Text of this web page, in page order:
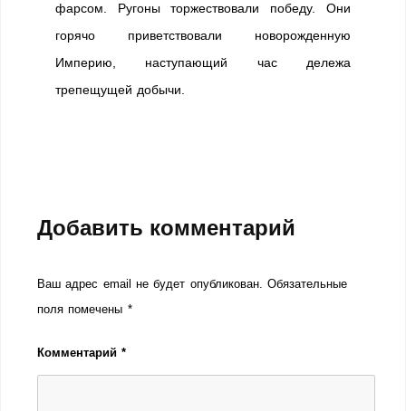
фарсом. Ругоны торжествовали победу. Они
горячо приветствовали новорожденную
Империю, наступающий час дележа
трепещущей добычи.
Добавить комментарий
Ваш адрес email не будет опубликован. Обязательные
поля помечены *
Комментарий*